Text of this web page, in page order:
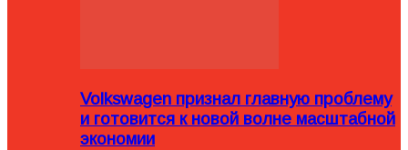
Volkswagen признал главную проблему
и готовится к новой волне масштабной
экономии